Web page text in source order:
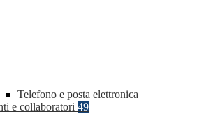
Telefono e posta elettronica
e collaboratori 49